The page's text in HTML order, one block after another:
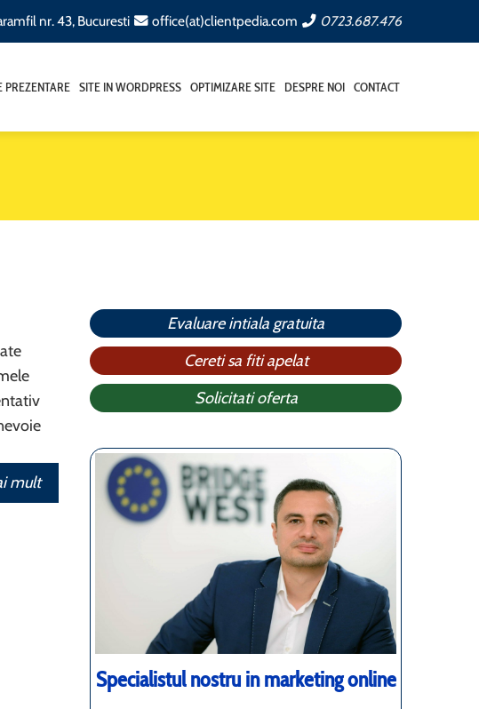
nr. 43, Bucuresti office(at)clientpedia.com 0723.687.476
PREZENTARE SITE IN WORDPRESS OPTIMIZARE SITE DESPRE NOI CONTACT
mult
Evaluare intiala gratuita
Cereti sa fiti apelat
Solicitati oferta
Specialistul nostru in marketing online